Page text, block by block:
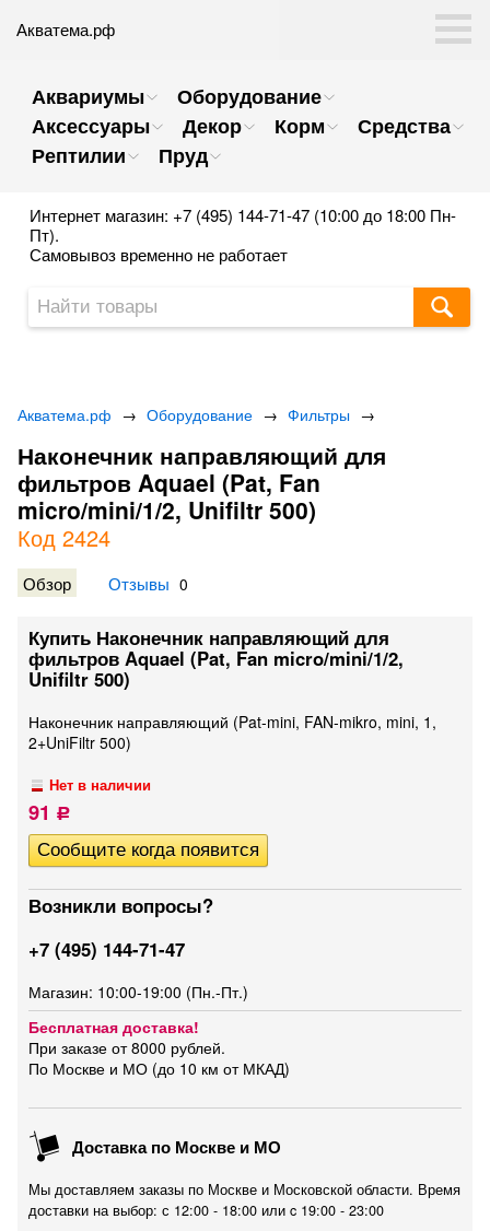
Акватема.рф
Аквариумы
Оборудование
Аксессуары
Декор Корм
Средства
Рептилии
Пруд
Интернет магазин: +7 (495) 144-71-47 (10:00 до 18:00 Пн-
Пт).
Самовывоз временно не работает
Акватема.рф → Оборудование → Фильтры →
Наконечник направляющий для
фильтров Aquael (Pat, Fan
micro/mini/1/2, Unifiltr 500)
Код 2424
Обзор Отзывы 0
Купить Наконечник направляющий для
фильтров Aquael (Pat, Fan micro/mini/1/2,
Unifiltr 500)
Наконечник направляющий (Pat-mini, FAN-mikro, mini, 1,
2+UniFiltr 500)
Нет в наличии
91 Р
Возникли вопросы?
+7 (495) 144-71-47
Магазин: 10:00-19:00 (Пн.-Пт.)
Бесплатная доставка!
При заказе от 8000 рублей.
По Москве и МО (до 10 км от МКАД)
Доставка по Москве и МО
Мы доставляем заказы по Москве и Московской области. Время
доставки на выбор: с 12:00 - 18:00 или c 19:00 - 23:00